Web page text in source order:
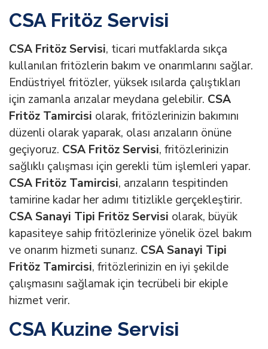
CSA Fritöz Servisi
CSA Fritöz Servisi, ticari mutfaklarda sıkça
kullanılan fritözlerin bakım ve onarımlarını sağlar.
Endüstriyel fritözler, yüksek ısılarda çalıştıkları
için zamanla arızalar meydana gelebilir. CSA
Fritöz Tamircisi olarak, fritözlerinizin bakımını
düzenli olarak yaparak, olası arızaların önüne
geçiyoruz. CSA Fritöz Servisi, fritözlerinizin
sağlıklı çalışması için gerekli tüm işlemleri yapar.
CSA Fritöz Tamircisi, arızaların tespitinden
tamirine kadar her adımı titizlikle gerçekleştirir.
CSA Sanayi Tipi Fritöz Servisi olarak, büyük
kapasiteye sahip fritözlerinize yönelik özel bakım
ve onarım hizmeti sunarız. CSA Sanayi Tipi
Fritöz Tamircisi, fritözlerinizin en iyi şekilde
çalışmasını sağlamak için tecrübeli bir ekiple
hizmet verir.
CSA Kuzine Servisi